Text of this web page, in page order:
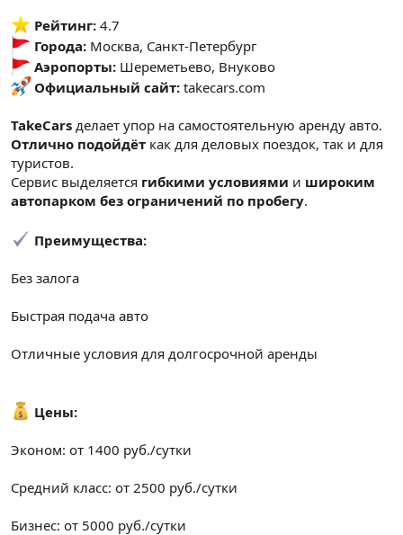
Рейтинг: 4.7
Города: Москва, Санкт-Петербург
Аэропорты: Шереметьево, Внуково
Официальный сайт: takecars.com
TakeCars делает упор на самостоятельную аренду авто.
Отлично подойдёт как для деловых поездок, так и для
туристов.
Сервис выделяется гибкими условиями и широким
автопарком без ограничений по пробегу.
Преимущества:
Без залога
Быстрая подача авто
Отличные условия для долгосрочной аренды
Цены:
Эконом: от 1400 руб./сутки
Средний класс: от 2500 руб./сутки
Бизнес: от 5000 руб./сутки